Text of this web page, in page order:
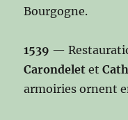
Bourgogne.
1539 —
Carondelet et
armoiries ornent